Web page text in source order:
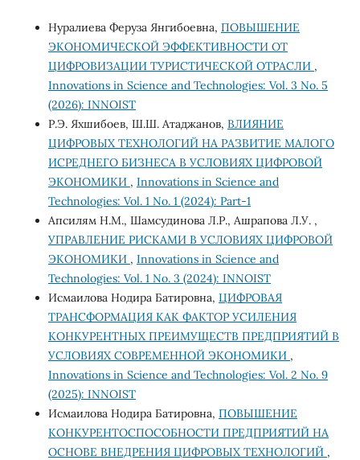
Нуралиева Феруза Янгибоевна, ПОВЫШЕНИЕ
ЭКОНОМИЧЕСКОЙ ЭФФЕКТИВНОСТИ ОТ
ЦИФРОВИЗАЦИИ ТУРИСТИЧЕСКОЙ ОТРАСЛИ ,
Innovations in Science and Technologies: Vol. 3 No. 5
(2026): INNOIST
Р.Э. Яхшибоев, Ш.Ш. Атаджанов, ВЛИЯНИЕ
ЦИФРОВЫХ ТЕХНОЛОГИЙ НА РАЗВИТИЕ МАЛОГО
ИСРЕДНЕГО БИЗНЕСА В УСЛОВИЯХ ЦИФРОВОЙ
ЭКОНОМИКИ , Innovations in Science and
Technologies: Vol. 1 No. 1 (2024): Part-1
Апсилям Н.М., Шамсудинова Л.Р., Ашрапова Л.У. ,
УПРАВЛЕНИЕ РИСКАМИ В УСЛОВИЯХ ЦИФРОВОЙ
ЭКОНОМИКИ , Innovations in Science and
Technologies: Vol. 1 No. 3 (2024): INNOIST
Исмаилова Нодира Батировна, ЦИФРОВАЯ
ТРАНСФОРМАЦИЯ КАК ФАКТОР УСИЛЕНИЯ
КОНКУРЕНТНЫХ ПРЕИМУЩЕСТВ ПРЕДПРИЯТИЙ В
УСЛОВИЯХ СОВРЕМЕННОЙ ЭКОНОМИКИ ,
Innovations in Science and Technologies: Vol. 2 No. 9
(2025): INNOIST
Исмаилова Нодира Батировна, ПОВЫШЕНИЕ
КОНКУРЕНТОСПОСОБНОСТИ ПРЕДПРИЯТИЙ НА
ОСНОВЕ ВНЕДРЕНИЯ ЦИФРОВЫХ ТЕХНОЛОГИЙ ,